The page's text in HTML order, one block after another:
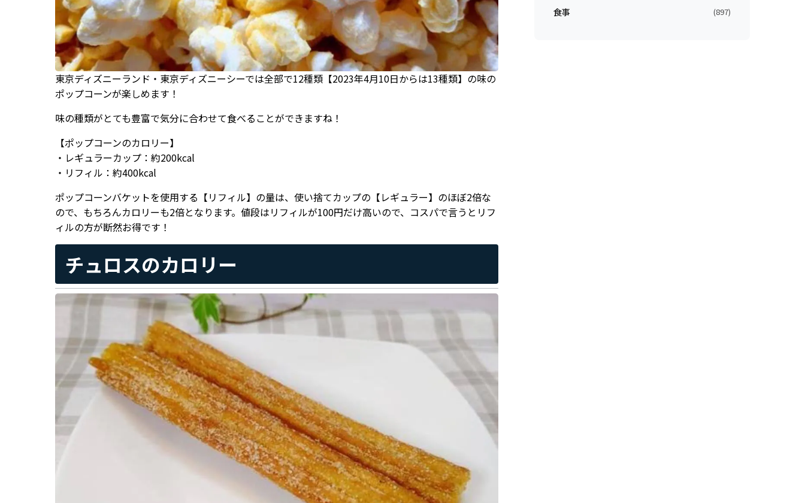
東京ディズニーランド・東京ディズニーシーでは全部で12種類【2023年4月10日からは13種類】の味の
ポップコーンが楽しめます！
味の種類がとても豊富で気分に合わせて食べることができますね！
【ポップコーンのカロリー】
・レギュラーカップ：約200kcal
・リフィル：約400kcal
ポップコーンバケットを使用する【リフィル】の量は、使い捨てカップの【レギュラー】のほぼ2倍な
ので、もちろんカロリーも2倍となります。値段はリフィルが100円だけ高いので、コスパで言うとリフ
ィルの方が断然お得です！
チュロスのカロリー
食事 (897)